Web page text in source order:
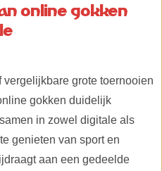
online gokken
vergelijkbare grote toernooien
gokken duidelijk
in zowel digitale als
genieten van sport en
aan een gedeelde